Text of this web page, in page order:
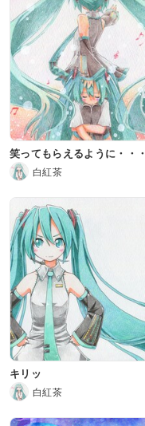
笑ってもらえるように・・・
白紅茶
キリッ
白紅茶